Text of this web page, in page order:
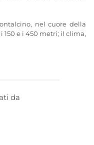
nel cuore della
150 e i 450 metri; il clima,
si estende su 530
tra vigneti, oliveti e
da